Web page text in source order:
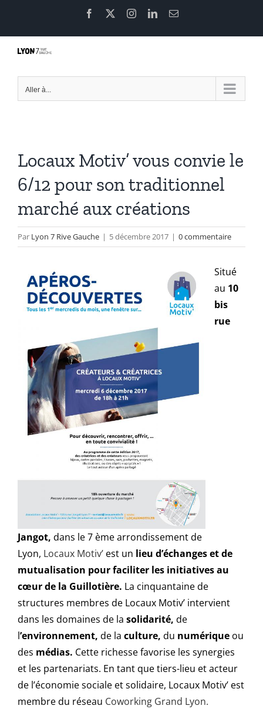
contenu
Facebook InstagramLinkedInEmail
Aller à...
Locaux Motiv’ vous convie le
6/12 pour son traditionnel
marché aux créations
Par Lyon 7 Rive Gauche | 5 décembre 2017 | 0 commentaire
Situé
au 10
bis
rue
Jangot, dans le 7 ème arrondissement de
Lyon, Locaux Motiv’ est un lieu d’échanges et de
mutualisation pour faciliter les initiatives au
cœur de la Guillotière. La cinquantaine de
structures membres de Locaux Motiv’ intervient
dans les domaines de la solidarité, de
l’environnement, de la culture, du numérique ou
des médias. Cette richesse favorise les synergies
et les partenariats. En tant que tiers-lieu et acteur
de l’économie sociale et solidaire, Locaux Motiv’ est
membre du réseau Coworking Grand Lyon.